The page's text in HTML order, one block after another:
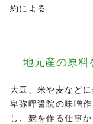
約による
地元産の原料
大豆、米や麦など
卑弥呼醤院の味噌
し、麹を作る仕事